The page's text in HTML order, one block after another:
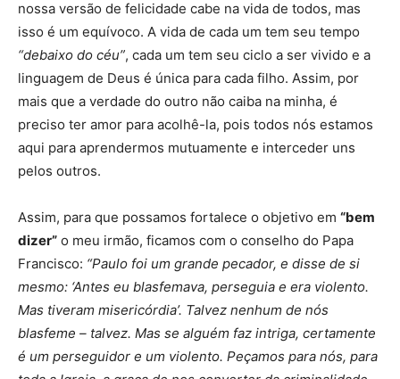
nossa versão de felicidade cabe na vida de todos, mas
isso é um equívoco. A vida de cada um tem seu tempo
“debaixo do céu”, cada um tem seu ciclo a ser vivido e a
linguagem de Deus é única para cada filho. Assim, por
mais que a verdade do outro não caiba na minha, é
preciso ter amor para acolhê-la, pois todos nós estamos
aqui para aprendermos mutuamente e interceder uns
pelos outros.
Assim, para que possamos fortalece o objetivo em “bem
dizer” o meu irmão, ficamos com o conselho do Papa
Francisco: “Paulo foi um grande pecador, e disse de si
mesmo: ‘Antes eu blasfemava, perseguia e era violento.
Mas tiveram misericórdia’. Talvez nenhum de nós
blasfeme – talvez. Mas se alguém faz intriga, certamente
é um perseguidor e um violento. Peçamos para nós, para